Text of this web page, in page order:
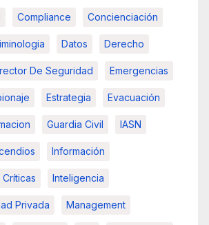
Compliance Concienciación
Datos Derecho
De Seguridad Emergencias
Estrategia Evacuación
Guardia Civil IASN
Información
Inteligencia
Privada Management